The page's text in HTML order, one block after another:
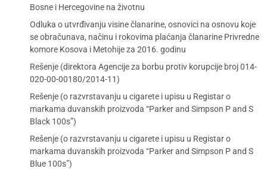
Bosne i Hercegovine na životnu
Odluka o utvrđivanju visine članarine, osnovici na osnovu koje
se obračunava, načinu i rokovima plaćanja članarine Privredne
komore Kosova i Metohije za 2016. godinu
Rešenje (direktora Agencije za borbu protiv korupcije broj 014-
020-00-00180/2014-11)
Rešenje (o razvrstavanju u cigarete i upisu u Registar o
markama duvanskih proizvoda “Parker and Simpson P and S
Black 100s”)
Rešenje (o razvrstavanju u cigarete i upisu u Registar o
markama duvanskih proizvoda “Parker and Simpson P and S
Blue 100s”)